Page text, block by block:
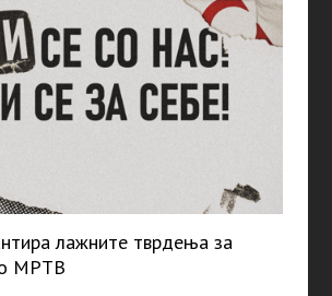
лажните тврдења за
МРТВ